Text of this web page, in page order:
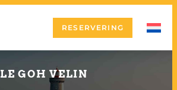
RESERVERING
LE GOH VELIN